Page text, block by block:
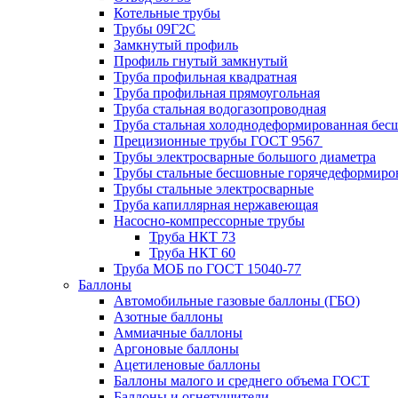
Котельные трубы
Трубы 09Г2С
Замкнутый профиль
Профиль гнутый замкнутый
Труба профильная квадратная
Труба профильная прямоугольная
Труба стальная водогазопроводная
Труба стальная холоднодеформированная
Прецизионные трубы ГОСТ 9567
Трубы электросварные большого диаметра
Трубы стальные бесшовные
Трубы стальные электросварные
Труба капиллярная нержавеющая
Насосно-компрессорные трубы
Труба НКТ 73
Труба НКТ 60
Труба МОБ по ГОСТ 15040-77
Баллоны
Автомобильные газовые баллоны (ГБО)
Азотные баллоны
Аммиачные баллоны
Аргоновые баллоны
Ацетиленовые баллоны
Баллоны малого и среднего объема ГОСТ